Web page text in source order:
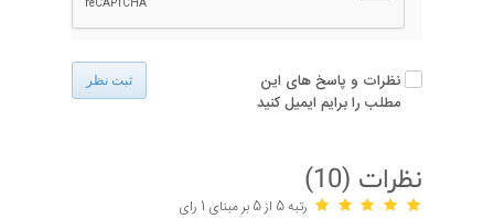
نظرات و پاسخ های این
مطلب را برایم ایمیل کنید
ثبت نظر
نظرات (10
)
رتبه 5 از 5 بر مبنای 1 رای